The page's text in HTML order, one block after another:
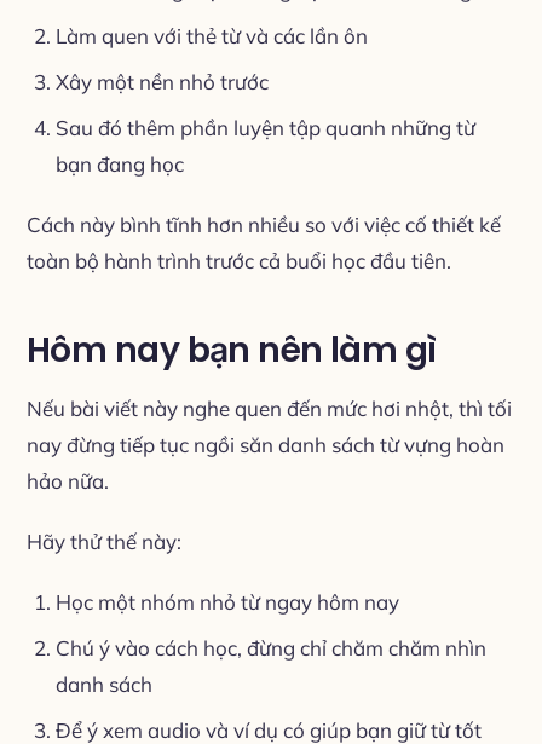
Làm quen với thẻ từ và các lần ôn
Xây một nền nhỏ trước
Sau đó thêm phần luyện tập quanh những từ
bạn đang học
Cách này bình tĩnh hơn nhiều so với việc cố thiết kế
toàn bộ hành trình trước cả buổi học đầu tiên.
Hôm nay bạn nên làm gì
Nếu bài viết này nghe quen đến mức hơi nhột, thì tối
nay đừng tiếp tục ngồi săn danh sách từ vựng hoàn
hảo nữa.
Hãy thử thế này:
Học một nhóm nhỏ từ ngay hôm nay
Chú ý vào cách học, đừng chỉ chăm chăm nhìn
danh sách
Để ý xem audio và ví dụ có giúp bạn giữ từ tốt